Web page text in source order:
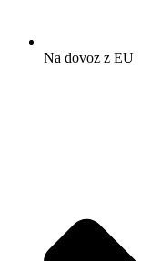
Na dovoz z EU